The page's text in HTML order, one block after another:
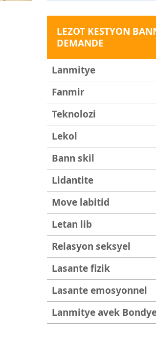
LEZOT KESTYON
DEMANDE
Lanmitye
Fanmir
Teknolozi
Lekol
Bann skil
Lidantite
Move labitid
Letan lib
Relasyon seksyel
Lasante fizik
Lasante emosyonnel
Lanmitye avek